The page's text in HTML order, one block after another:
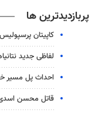
پربازدیدترین ها
کاپیتان
لفاظی جدید
احداث پل مسیر خسرج
قاتل محسن